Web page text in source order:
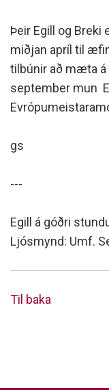
Þeir Egill og Breki
miðjan apríl til
tilbúnir að mæta á
september mun
gs
---
Egill á góðri
Ljósmynd: Umf.
Til baka